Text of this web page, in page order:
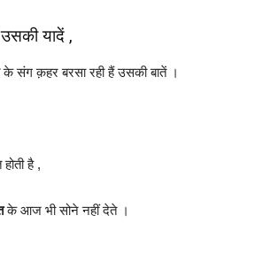
यादें ,
के संग क़हर बरसा रही हैं उसकी बातें ।
है ,
के आज भी सोने नहीं देते ।